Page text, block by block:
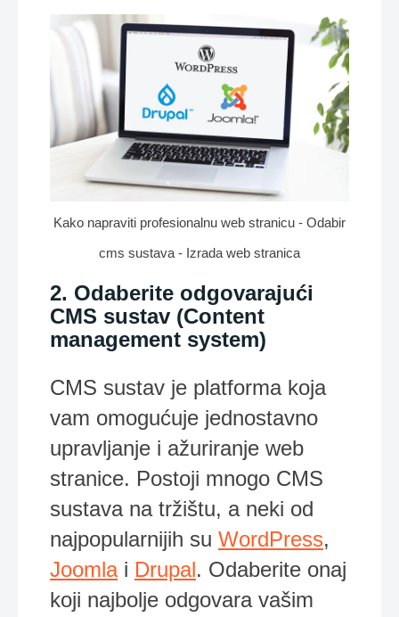
Kako napraviti profesionalnu web stranicu - Odabir
cms sustava - Izrada web stranica
2. Odaberite odgovarajući
CMS sustav (Content
management system)
CMS sustav je platforma koja
vam omogućuje jednostavno
upravljanje i ažuriranje web
stranice. Postoji mnogo CMS
sustava na tržištu, a neki od
najpopularnijih su WordPress,
Joomlai Drupal. Odaberite onaj
koji najbolje odgovara vašim